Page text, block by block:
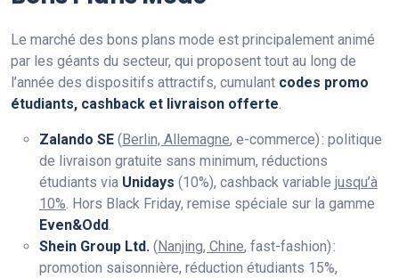
Le marché des bons plans mode est principalement animé
par les géants du secteur, qui proposent tout au long de
l’année des dispositifs attractifs, cumulant codes promo
étudiants, cashback et livraison offerte.
Zalando SE ( Berlin, Allemagne, e-commerce) : politique
de livraison gratuite sans minimum, réductions
étudiants via Unidays (10%), cashback variable jusqu’à
10%. Hors Black Friday, remise spéciale sur la gamme
Even&Odd.
Shein Group Ltd. ( Nanjing, Chine, fast-fashion) :
promotion saisonnière, réduction étudiants 15%,